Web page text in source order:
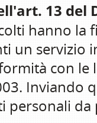
13 del
hanno la
un servizio
con le
Inviando
da